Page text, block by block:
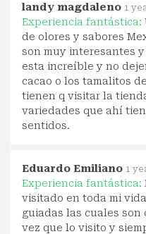
landy magdaleno 1
Experiencia fantástica:
de olores y sabores
son muy interesantes
esta increíble y no
cacao o los tamalitos
tienen q visitar la
variedades que ahí
sentidos.
Eduardo Emiliano 1
Experiencia fantástica:
visitado en toda mi
guiadas las cuales son
vez que lo visito y